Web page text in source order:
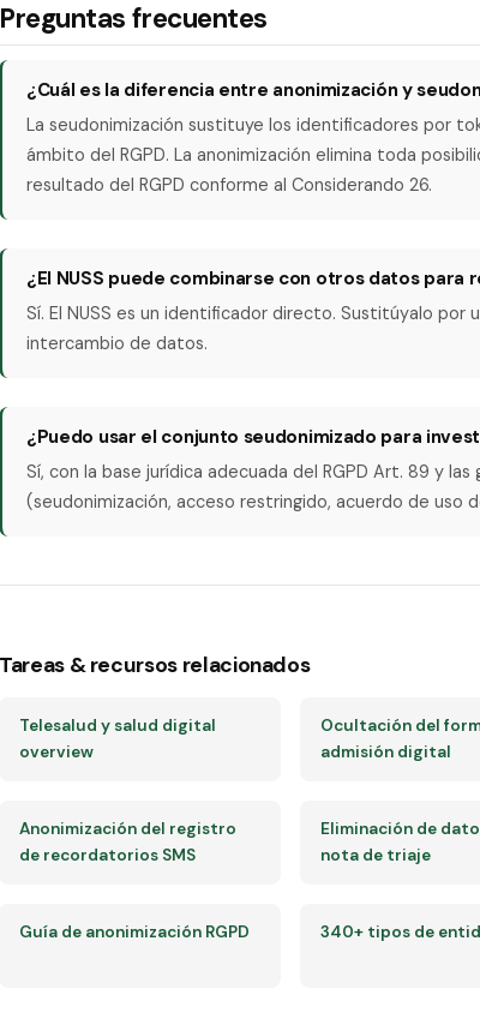
Preguntas frecuentes
¿Cuál es la diferencia entre anonimización y
La seudonimización sustituye los identificadores por
ámbito del RGPD. La anonimización elimina toda
resultado del RGPD conforme al Considerando 26.
¿El NUSS puede combinarse con otros datos
Sí. El NUSS es un identificador directo. Sustitúyalo por
intercambio de datos.
¿Puedo usar el conjunto seudonimizado para
Sí, con la base jurídica adecuada del RGPD Art. 89 y
(seudonimización, acceso restringido, acuerdo de uso
Tareas & recursos relacionados
Telesalud y salud digital
overview
Ocultación del
admisión digital
Anonimización del registro
de recordatorios SMS
Eliminación de
nota de triaje
Guía de anonimización RGPD 340+ tipos de